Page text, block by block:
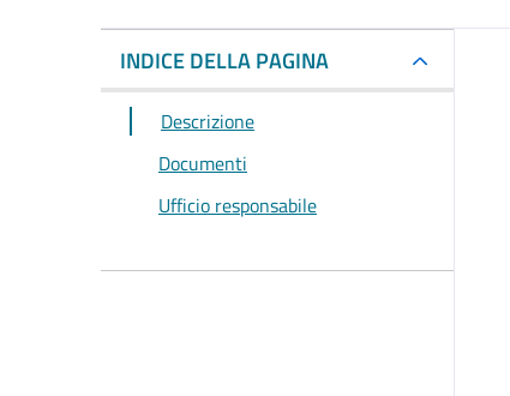
INDICE DELLA PAGINA
Descrizione
Documenti
Ufficio responsabile